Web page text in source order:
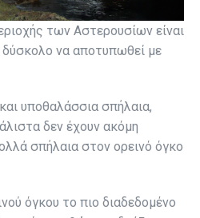
των Αστερουσίων είναι
δύσκολο να αποτυπωθεί με
υποθαλάσσια σπήλαια,
δεν έχουν ακόμη
σπήλαια στον ορεινό όγκο
όγκου το πιο διαδεδομένο